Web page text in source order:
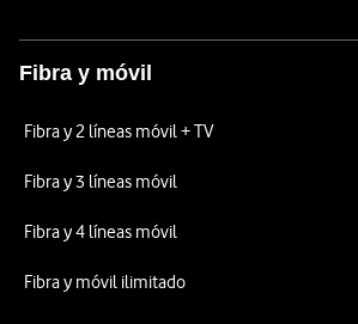
Fibra y móvil
Fibra y 2 líneas móvil + TV
Fibra y 3 líneas móvil
Fibra y 4 líneas móvil
Fibra y móvil ilimitado